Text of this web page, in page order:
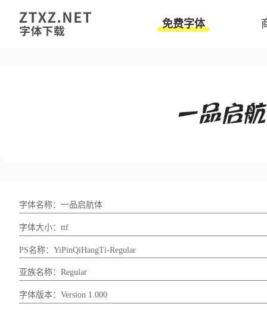
免费字体
字体名称：一品启航体
字体大小：ttf
PS名称：YiPinQiHangTi-Regular
亚族名称：Regular
字体版本：Version 1.000